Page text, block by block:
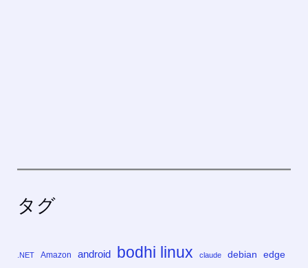
タグ
.NET Amazon android bodhi linux claude debian edge